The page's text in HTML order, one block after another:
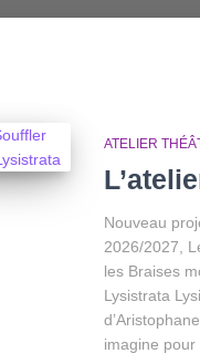
ATELIER
Nouveau
2026/2027,
les Braises
Lysistrata
imagine